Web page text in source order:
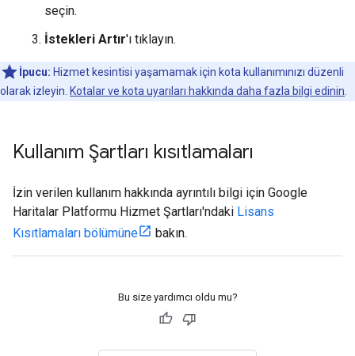
seçin.
İstekleri Artır'ı tıklayın.
İpucu: Hizmet kesintisi yaşamamak için kota kullanımınızı düzenli
olarak izleyin. Kotalar ve kota uyarıları hakkında daha fazla bilgi edinin
Kullanım Şartları kısıtlamaları
İzin verilen kullanım hakkında ayrıntılı bilgi için Google
Haritalar Platformu Hizmet Şartları'ndaki Lisans
Kısıtlamaları bölümüne
bakın.
Bu size yardımcı oldu mu?